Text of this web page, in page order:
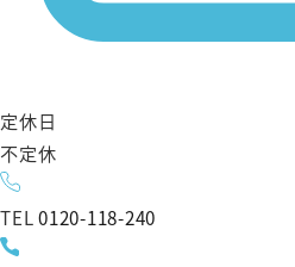
定休日
不定休
TEL0120-118-240